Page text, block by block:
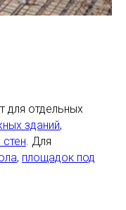
для отдельных
зданий,
. Для
, площадок под